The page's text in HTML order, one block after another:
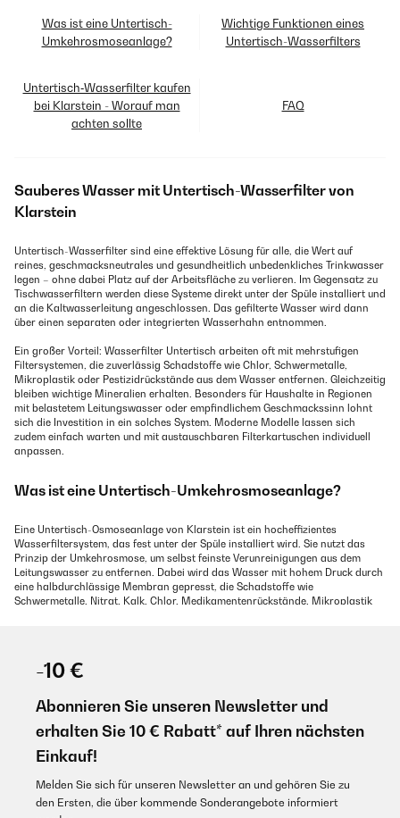
Was ist eine Untertisch-
Umkehrosmoseanlage?
Wichtige Funktionen eines
Untertisch-Wasserfilters
Untertisch‑Wasserfilter kaufen
bei Klarstein - Worauf man
achten sollte
FAQ
Sauberes Wasser mit Untertisch-Wasserfilter von
Klarstein
Untertisch-Wasserfilter sind eine effektive Lösung für alle, die Wert auf
reines, geschmacksneutrales und gesundheitlich unbedenkliches Trinkwasser
legen – ohne dabei Platz auf der Arbeitsfläche zu verlieren. Im Gegensatz zu
Tischwasserfiltern werden diese Systeme direkt unter der Spüle installiert und
an die Kaltwasserleitung angeschlossen. Das gefilterte Wasser wird dann
über einen separaten oder integrierten Wasserhahn entnommen.
Ein großer Vorteil: Wasserfilter Untertisch arbeiten oft mit mehrstufigen
Filtersystemen, die zuverlässig Schadstoffe wie Chlor, Schwermetalle,
Mikroplastik oder Pestizidrückstände aus dem Wasser entfernen. Gleichzeitig
bleiben wichtige Mineralien erhalten. Besonders für Haushalte in Regionen
mit belastetem Leitungswasser oder empfindlichem Geschmackssinn lohnt
sich die Investition in ein solches System. Moderne Modelle lassen sich
zudem einfach warten und mit austauschbaren Filterkartuschen individuell
anpassen.
Was ist eine Untertisch-Umkehrosmoseanlage?
Eine Untertisch-Osmoseanlage von Klarstein ist ein hocheffizientes
Wasserfiltersystem, das fest unter der Spüle installiert wird. Sie nutzt das
Prinzip der Umkehrosmose, um selbst feinste Verunreinigungen aus dem
Leitungswasser zu entfernen. Dabei wird das Wasser mit hohem Druck durch
eine halbdurchlässige Membran gepresst, die Schadstoffe wie
Schwermetalle, Nitrat, Kalk, Chlor, Medikamentenrückstände, Mikroplastik
Vorfilter (z.B. Sedimentfilter und Aktivkohlefilter): Entfernen
grobe Partikel, Chlor und organische Verbindungen.
Osmosemembran: Die zentrale Komponente filtert gelöste
Stoffe mit einer Porengröße von ca. 0,0001 Mikrometer.
-10 €
Abonnieren Sie unseren Newsletter und
erhalten Sie 10 € Rabatt* auf Ihren nächsten
Einkauf!
Melden Sie sich für unseren Newsletter an und gehören Sie zu
den Ersten, die über kommende Sonderangebote informiert